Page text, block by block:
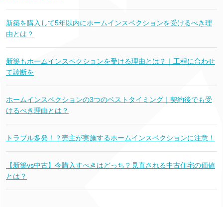
新築を購入して5年以内にホームインスペクションを受けるべき理
由とは？
新築もホームインスペクションを受ける理由とは？｜工程に合わせ
て診断を
ホームインスペクションの3つのベストタイミング｜契約後でも受
けるべき理由とは？
トラブル多発！？売主が実施するホームインスペクションに注意！
【新築vs中古】今購入すべきはどっち？見直される中古住宅の価値
とは？